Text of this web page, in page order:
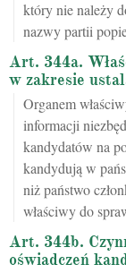
który nie należy
nazwy partii
Art. 344a.
w zakresie
Organem
informacji
kandydatów na
kandydują w
niż państwo
właściwy do
Art. 344b.
oświadczeń